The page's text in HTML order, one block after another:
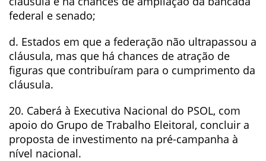
federal e senado;
d. Estados em que a federação não ultrapassou a
cláusula, mas que há chances de atração de
figuras que contribuíram para o cumprimento da
cláusula.
20. Caberá à Executiva Nacional do PSOL, com
apoio do Grupo de Trabalho Eleitoral, concluir a
proposta de investimento na pré-campanha à
nível nacional.